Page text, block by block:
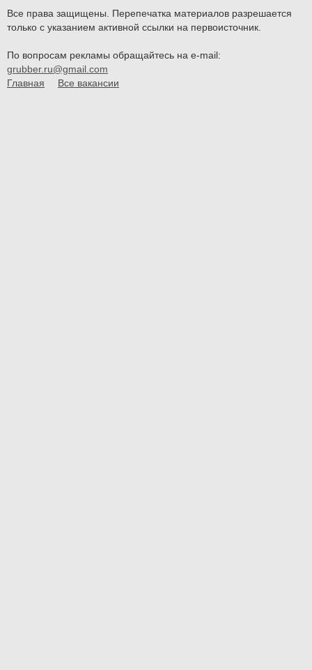
Все права защищены. Перепечатка материалов разрешается
только с указанием активной ссылки на первоисточник.
По вопросам рекламы обращайтесь на e-mail:
grubber.ru@gmail.com
Главная
Все вакансии